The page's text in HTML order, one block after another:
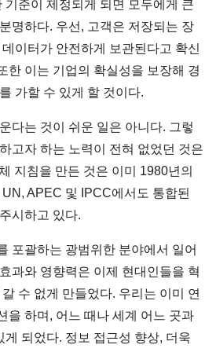
기준이 제정되게 되면 모두에게 큰
명하다. 우선, 고객은 저장되는 장
이터가 안전하게 보관된다고 확신
한 이는 기업의 확실성을 보장해 경
가할 수 있게 할 것이다.
다는 것이 쉬운 일은 아니다. 그렇
고자 하는 노력이 전혀 없었던 것은
지침을 만든 것은 이미 1980년의
APEC 및 IPCC에서도 통합된
시하고 있다.
포괄하는 광범위한 분야에서 일어
과와 영향력은 이제 현대인들을 혁
수 없게 만들었다. 우리는 이미 연
을 하며, 어느 때나 세계 어느 곳과
게 되었다. 정보 접근성 향상, 더욱